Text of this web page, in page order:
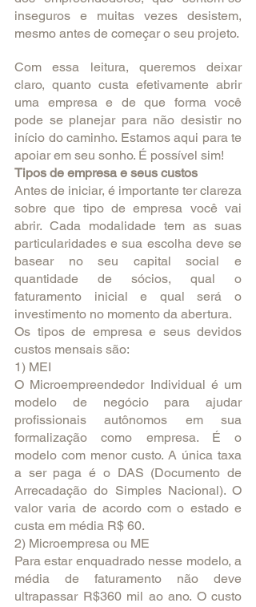
inseguros e muitas vezes desistem,
mesmo antes de começar o seu projeto.
Com essa leitura, queremos deixar
claro, quanto custa efetivamente abrir
uma empresa e de que forma você
pode se planejar para não desistir no
início do caminho. Estamos aqui para te
apoiar em seu sonho. É possível sim!
Tipos de empresa e seus custos
Antes de iniciar, é importante ter clareza
sobre que tipo de empresa você vai
abrir. Cada modalidade tem as suas
particularidades e sua escolha deve se
basear no seu capital social e
quantidade de sócios, qual o
faturamento inicial e qual será o
investimento no momento da abertura.
Os tipos de empresa e seus devidos
custos mensais são:
1) MEI
O Microempreendedor Individual é um
modelo de negócio para ajudar
profissionais autônomos em sua
formalização como empresa. É o
modelo com menor custo. A única taxa
a ser paga é o DAS (Documento de
Arrecadação do Simples Nacional). O
valor varia de acordo com o estado e
custa em média R$ 60.
2) Microempresa ou ME
Para estar enquadrado nesse modelo, a
média de faturamento não deve
ultrapassar R$360 mil ao ano. O custo